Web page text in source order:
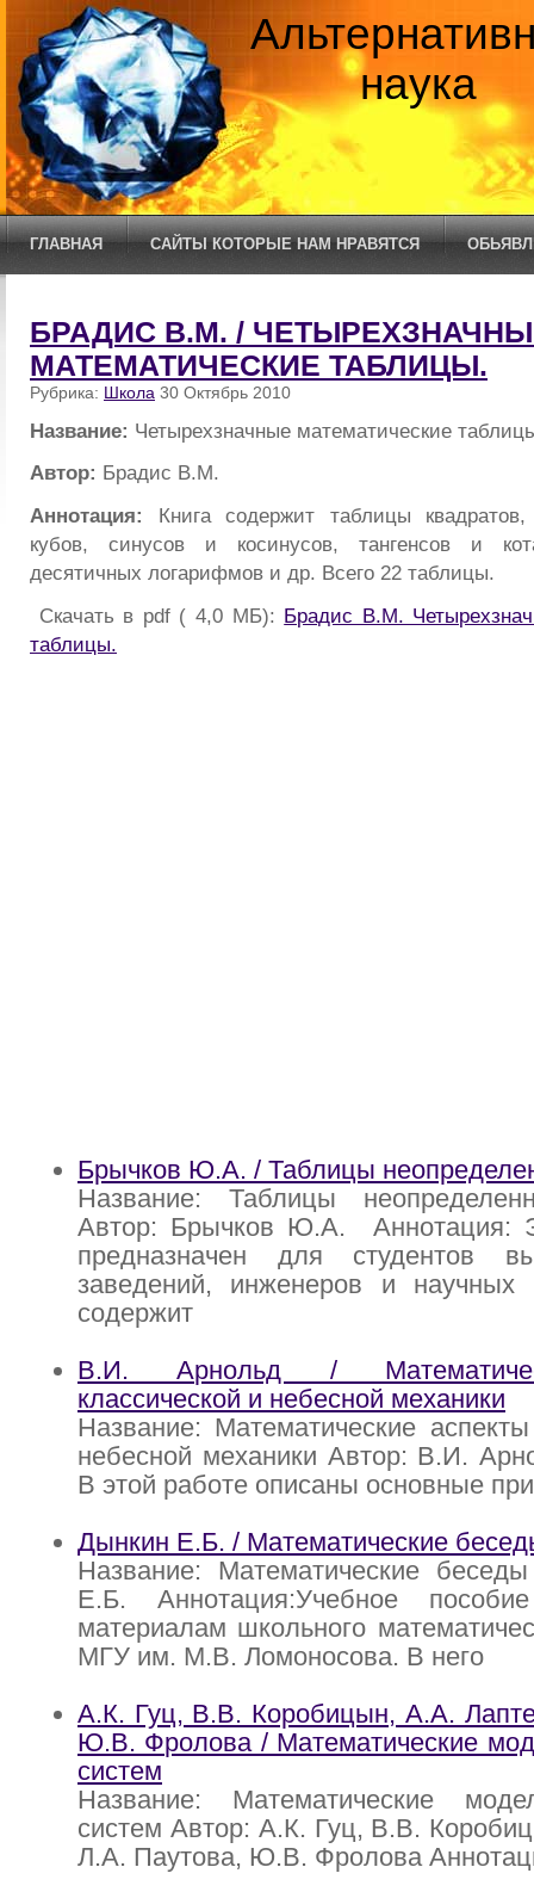
наука
ГЛАВНАЯ САЙТЫ КОТОРЫЕ НАМ НРАВЯТСЯ
БРАДИС В.М. /
МАТЕМАТИЧЕСКИЕ ТАБЛИЦЫ.
Рубрика: Школа 30 Октябрь 2010
Название: Четырехзначные математические
Автор: Брадис В.М.
Аннотация: Книга содержит таблицы квадратов,
кубов, синусов и косинусов, тангенсов и
десятичных логарифмов и др. Всего 22 таблицы.
Скачать в pdf ( 4,0 МБ): Брадис В.М.
таблицы.
Брычков Ю.А. / Таблицы
Название: Таблицы
Автор: Брычков Ю.А. Аннотация:
предназначен для студентов
заведений, инженеров и научных
содержит
В.И. Арнольд /
классической и небесной механики
Название: Математические
небесной механики Автор: В.И.
В этой работе описаны основные
Дынкин Е.Б. / Математические
Название: Математические
Е.Б. Аннотация:Учебное
материалам школьного
МГУ им. М.В. Ломоносова. В него
А.К. Гуц, В.В. Коробицын, А.А.
Ю.В. Фролова / Математические
систем
Название: Математические
систем Автор: А.К. Гуц, В.В.
Л.А. Паутова, Ю.В. Фролова